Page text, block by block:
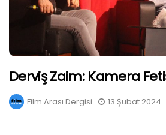
Derviş Zaim: Kamera
Film Arası Dergisi 13 Şubat 2024